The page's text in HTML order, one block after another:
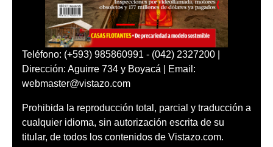
Teléfono: (+593) 985860991 - (042) 2327200 |
Dirección: Aguirre 734 y Boyacá | Email:
webmaster@vistazo.com
Prohibida la reproducción total, parcial y traducción a
cualquier idioma, sin autorización escrita de su
titular, de todos los contenidos de Vistazo.com.